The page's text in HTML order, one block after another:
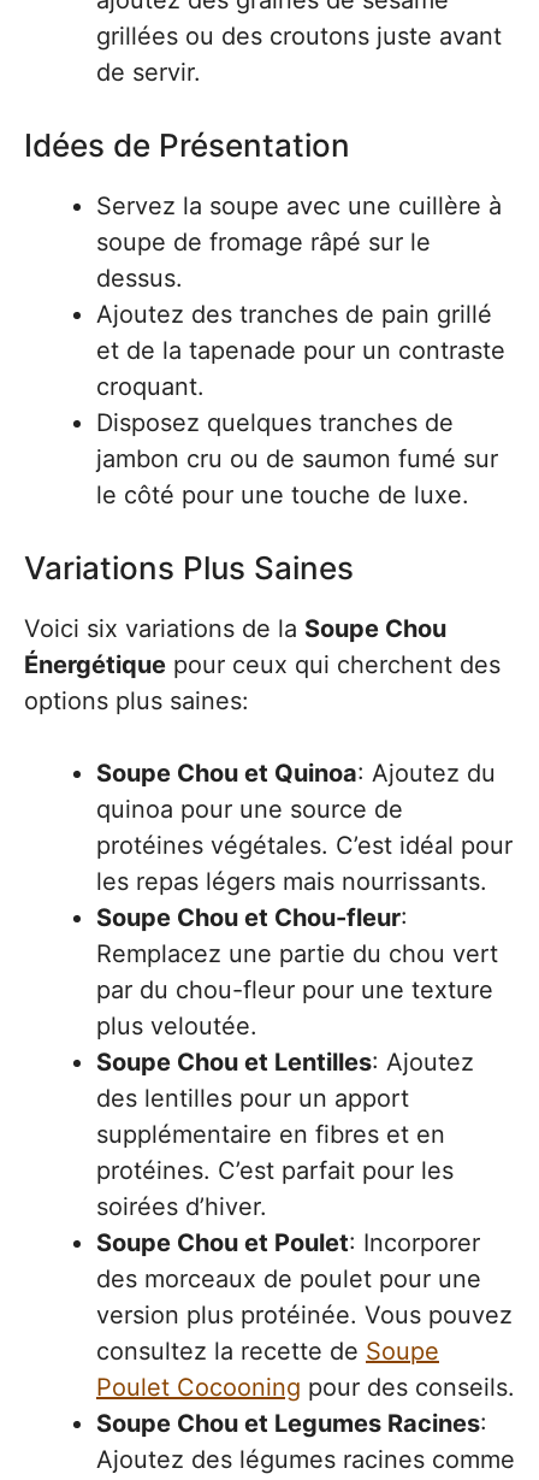
grillées ou des croutons juste avant
de servir.
Idées de Présentation
Servez la soupe avec une cuillère à
soupe de fromage râpé sur le
dessus.
Ajoutez des tranches de pain grillé
et de la tapenade pour un contraste
croquant.
Disposez quelques tranches de
jambon cru ou de saumon fumé sur
le côté pour une touche de luxe.
Variations Plus Saines
Voici six variations de la Soupe Chou
Énergétique pour ceux qui cherchent des
options plus saines:
Soupe Chou et Quinoa: Ajoutez du
quinoa pour une source de
protéines végétales. C’est idéal pour
les repas légers mais nourrissants.
Soupe Chou et Chou-fleur:
Remplacez une partie du chou vert
par du chou-fleur pour une texture
plus veloutée.
Soupe Chou et Lentilles: Ajoutez
des lentilles pour un apport
supplémentaire en fibres et en
protéines. C’est parfait pour les
soirées d’hiver.
Soupe Chou et Poulet: Incorporer
des morceaux de poulet pour une
version plus protéinée. Vous pouvez
consultez la recette de Soupe
Poulet Cocooning pour des conseils.
Soupe Chou et Legumes Racines:
Ajoutez des légumes racines comme